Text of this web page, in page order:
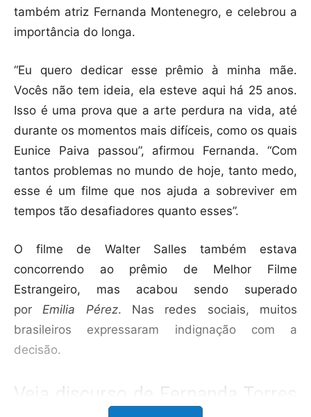
também atriz Fernanda Montenegro, e celebrou a
importância do longa.
“Eu quero dedicar esse prêmio à minha mãe.
Vocês não tem ideia, ela esteve aqui há 25 anos.
Isso é uma prova que a arte perdura na vida, até
durante os momentos mais difíceis, como os quais
Eunice Paiva passou”, afirmou Fernanda. “Com
tantos problemas no mundo de hoje, tanto medo,
esse é um filme que nos ajuda a sobreviver em
tempos tão desafiadores quanto esses”.
O filme de Walter Salles também estava
concorrendo ao prêmio de Melhor Filme
Estrangeiro, mas acabou sendo superado
por Emilia Pérez. Nas redes sociais, muitos
brasileiros expressaram indignação com a
decisão.
Veja discurso de Fernanda Torres